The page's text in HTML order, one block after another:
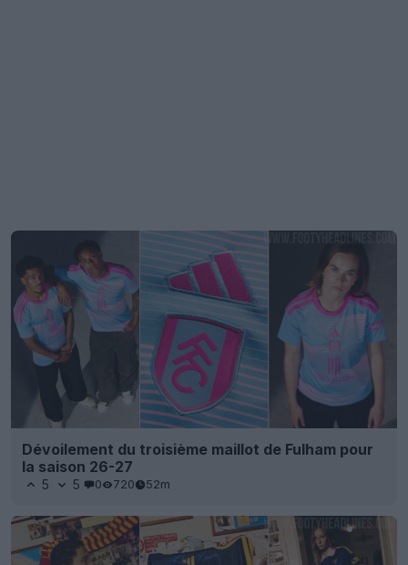
Dévoilement du troisième maillot de Fulham pour
la saison 26-27
5 5 0 720 52m